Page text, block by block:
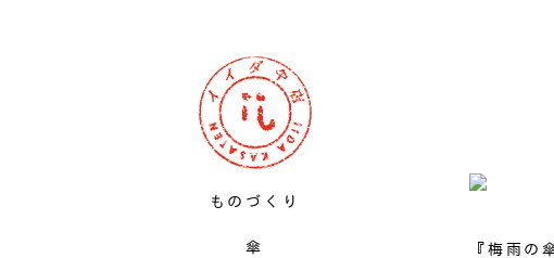
ものづくり
傘
『梅雨の